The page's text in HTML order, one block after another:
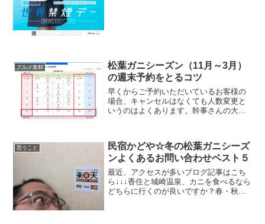
グルメ食材
松葉ガニシーズン（11月～3月）
の週末予約をとるコツ
早くからご予約いただいているお客様の
場合、キャンセルはなくても人数変更と
いうのはよくあります。幹事さんの大変
くなった、というケースです。当館では
そんな場合でも気持ちよく変更をお受け
しています。その際、にキャンセル待ち
をされていたお客様にご連絡させていた
だけます。
思うこと
民宿かどや☆冬の松葉ガニシーズ
ンよくあるお問い合わせベスト５
最近、アクセスが多いブログ記事はこち
ら↓↓↓香住と城崎温泉、カニを食べるなら
どちらに行くのが良いですか？春・秋の